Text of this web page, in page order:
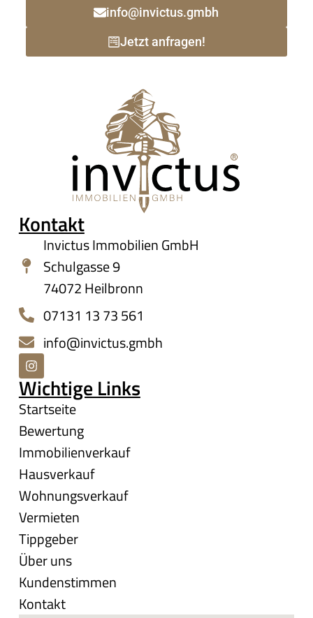
info@invictus.gmbh
Jetzt anfragen!
Kontakt
Invictus Immobilien GmbH
Schulgasse 9
74072 Heilbronn
07131 13 73 561
info@invictus.gmbh
Wichtige Links
Startseite
Bewertung
Immobilienverkauf
Hausverkauf
Wohnungsverkauf
Vermieten
Tippgeber
Über uns
Kundenstimmen
Kontakt